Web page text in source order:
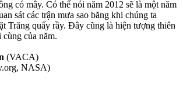
có mây. Có thể nói năm 2012 sẽ là một năm
sát các trận mưa sao băng khi chúng ta
Trăng quấy rầy. Đây cũng là hiện tượng thiên
của năm.
(VACA)
NASA)